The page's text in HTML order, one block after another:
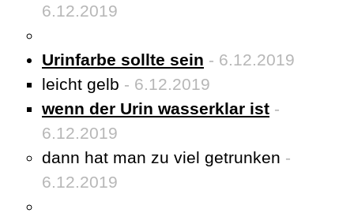
6.12.2019
Urinfarbe sollte sein - 6.12.2019
leicht gelb - 6.12.2019
wenn der Urin wasserklar ist -
6.12.2019
dann hat man zu viel getrunken -
6.12.2019